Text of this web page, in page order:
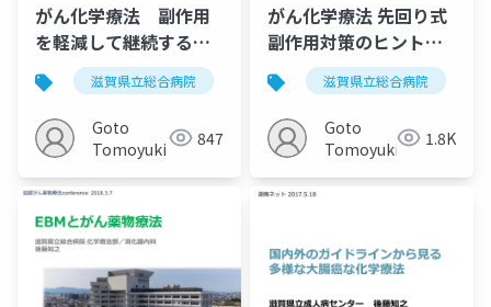
がん化学療法 副作用
を軽減して継続するた
めに（滋賀県立総合病
院まなびや2018）
滋賀県立総合病院 がん薬物療法 化学療法
Goto
Tomoyuki
847
がん化学療法 先回り式
副作用対策のヒント
（滋賀県立総合病院が
ん診療セミナー）
20180524
滋賀県立総合病院
Goto
Tomoyuki
1.8K